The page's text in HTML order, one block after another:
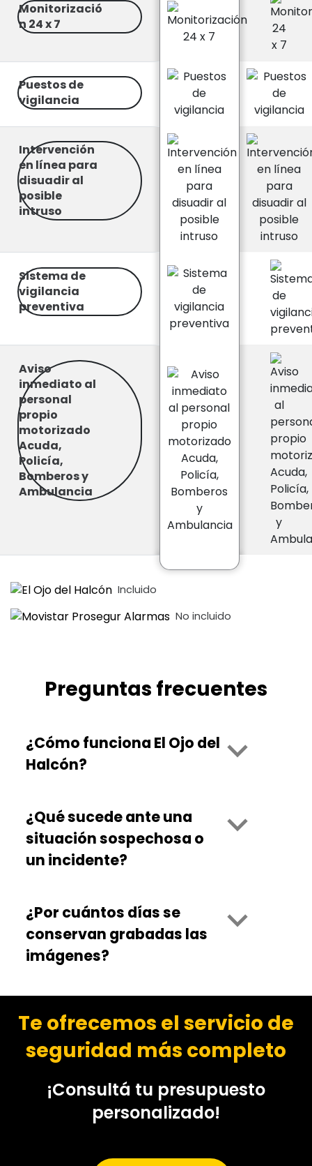
Monitorizació
n 24 x 7
Puestos de
vigilancia
Intervención
en línea para
disuadir al
posible
intruso
Sistema de
vigilancia
preventiva
Aviso
inmediato al
personal
propio
motorizado
Acuda,
Policía,
Bomberos y
Ambulancia
Incluido
No incluido
Preguntas frecuentes
¿Cómo funciona El Ojo del
Halcón?
¿Qué sucede ante una
situación sospechosa o
un incidente?
¿Por cuántos días se
conservan grabadas las
imágenes?
Te ofrecemos el servicio de
seguridad más completo
¡Consultá tu presupuesto
personalizado!